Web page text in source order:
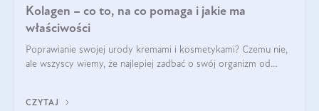
Kolagen – co to, na co pomaga i jakie ma
właściwości
Poprawianie swojej urody kremami i kosmetykami? Czemu nie,
ale wszyscy wiemy, że najlepiej zadbać o swój organizm od
wysokiej jakości suplem
CZYTAJ